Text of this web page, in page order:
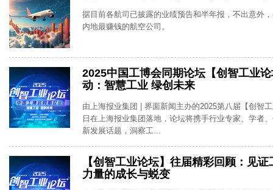
据目前各航司已披露的业绩预告和半年报，不出意外
内地最赚钱的航空公司。
2025中国工博会同期论坛【创智工业
动：智慧工业 绿创未来
由上海报业集团 | 界面新闻主办的2025第八届【创智
日在上海报业集团落地，论坛将携手行业专家、学者
新发展话题，洞察工...
【创智工业论坛】往届精彩回顾：见
力量的成长与蜕变